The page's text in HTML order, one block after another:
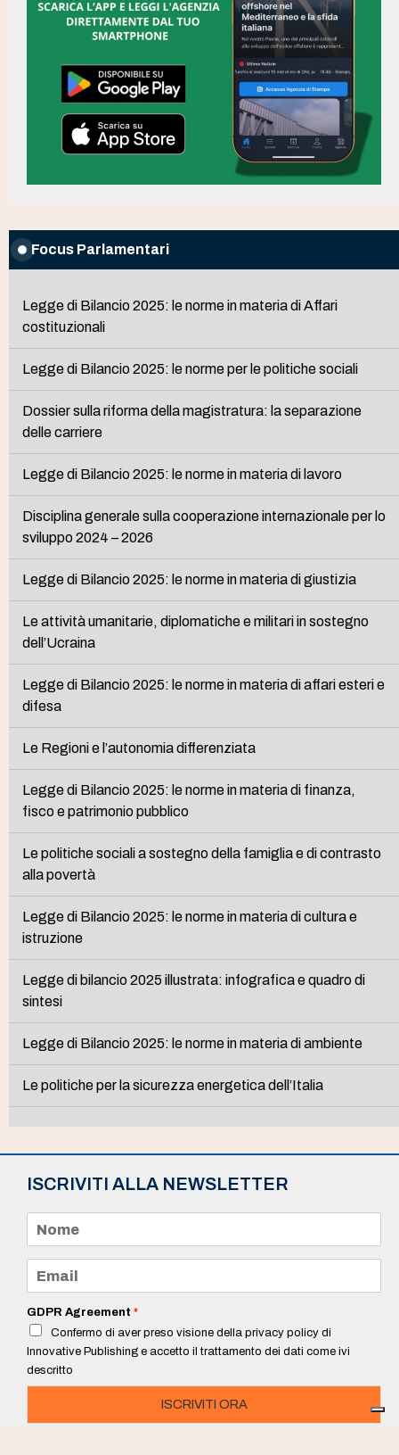
Focus Parlamentari
Legge di Bilancio 2025: le norme in materia di Affari
costituzionali
Legge di Bilancio 2025: le norme per le politiche sociali
Dossier sulla riforma della magistratura: la separazione
delle carriere
Legge di Bilancio 2025: le norme in materia di lavoro
Disciplina generale sulla cooperazione internazionale per lo
sviluppo 2024 – 2026
Legge di Bilancio 2025: le norme in materia di giustizia
Le attività umanitarie, diplomatiche e militari in sostegno
dell’Ucraina
Legge di Bilancio 2025: le norme in materia di affari esteri e
difesa
Le Regioni e l’autonomia differenziata
Legge di Bilancio 2025: le norme in materia di finanza,
fisco e patrimonio pubblico
Le politiche sociali a sostegno della famiglia e di contrasto
alla povertà
Legge di Bilancio 2025: le norme in materia di cultura e
istruzione
Legge di bilancio 2025 illustrata: infografica e quadro di
sintesi
Legge di Bilancio 2025: le norme in materia di ambiente
Le politiche per la sicurezza energetica dell’Italia
ISCRIVITI ALLA NEWSLETTER
m
e
a
i
*
GDPR Agreement *
Confermo di aver preso visione della privacy policy di
Innovative Publishing e accetto il trattamento dei dati come ivi
descritto
ISCRIVITI ORA